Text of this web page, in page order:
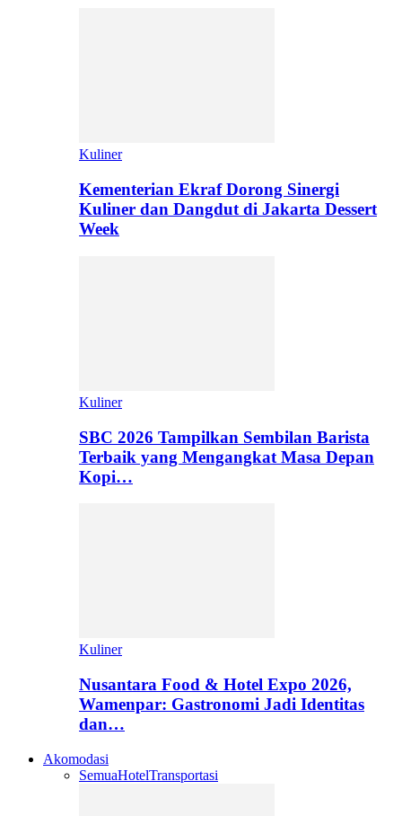
Kuliner
Kementerian Ekraf Dorong Sinergi
Kuliner dan Dangdut di Jakarta Dessert
Week
Kuliner
SBC 2026 Tampilkan Sembilan Barista
Terbaik yang Mengangkat Masa Depan
Kopi…
Kuliner
Nusantara Food & Hotel Expo 2026,
Wamenpar: Gastronomi Jadi Identitas
dan…
Akomodasi
SemuaHotelTransportasi